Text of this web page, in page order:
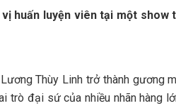
huấn luyện viên tại một
Thùy Linh trở thành
đại sứ của nhiều nhãn hàng